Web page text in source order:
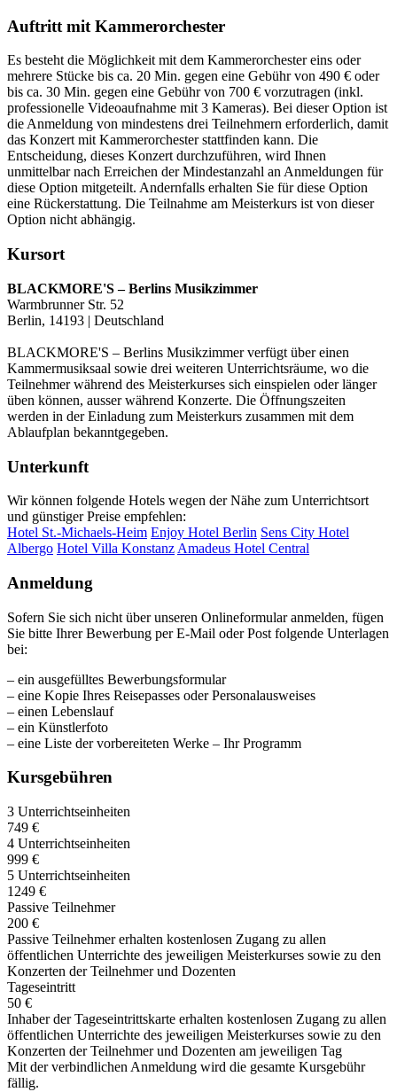
Auftritt mit Kammerorchester
Es besteht die Möglichkeit mit dem Kammerorchester eins oder
mehrere Stücke bis ca. 20 Min. gegen eine Gebühr von 490 € oder
bis ca. 30 Min. gegen eine Gebühr von 700 € vorzutragen (inkl.
professionelle Videoaufnahme mit 3 Kameras). Bei dieser Option ist
die Anmeldung von mindestens drei Teilnehmern erforderlich, damit
das Konzert mit Kammerorchester stattfinden kann. Die
Entscheidung, dieses Konzert durchzuführen, wird Ihnen
unmittelbar nach Erreichen der Mindestanzahl an Anmeldungen für
diese Option mitgeteilt. Andernfalls erhalten Sie für diese Option
eine Rückerstattung. Die Teilnahme am Meisterkurs ist von dieser
Option nicht abhängig.
Kursort
BLACKMORE'S – Berlins Musikzimmer
Warmbrunner Str. 52
Berlin, 14193 | Deutschland
BLACKMORE'S – Berlins Musikzimmer verfügt über einen
Kammermusiksaal sowie drei weiteren Unterrichtsräume, wo die
Teilnehmer während des Meisterkurses sich einspielen oder länger
üben können, ausser während Konzerte. Die Öffnungszeiten
werden in der Einladung zum Meisterkurs zusammen mit dem
Ablaufplan bekanntgegeben.
Unterkunft
Wir können folgende Hotels wegen der Nähe zum Unterrichtsort
und günstiger Preise empfehlen:
Hotel St.-Michaels-Heim Enjoy Hotel Berlin Sens City Hotel
Albergo Hotel Villa Konstanz Amadeus Hotel Central
Anmeldung
Sofern Sie sich nicht über unseren Onlineformular anmelden, fügen
Sie bitte Ihrer Bewerbung per E-Mail oder Post folgende Unterlagen
bei:
– ein ausgefülltes Bewerbungsformular
– eine Kopie Ihres Reisepasses oder Personalausweises
– einen Lebenslauf
– ein Künstlerfoto
– eine Liste der vorbereiteten Werke – Ihr Programm
Kursgebühren
3 Unterrichtseinheiten
749 €
4 Unterrichtseinheiten
999 €
5 Unterrichtseinheiten
1249 €
Passive Teilnehmer
200 €
Passive Teilnehmer erhalten kostenlosen Zugang zu allen
öffentlichen Unterrichte des jeweiligen Meisterkurses sowie zu den
Konzerten der Teilnehmer und Dozenten
Tageseintritt
50 €
Inhaber der Tageseintrittskarte erhalten kostenlosen Zugang zu allen
öffentlichen Unterrichte des jeweiligen Meisterkurses sowie zu den
Konzerten der Teilnehmer und Dozenten am jeweiligen Tag
Mit der verbindlichen Anmeldung wird die gesamte Kursgebühr
fällig.